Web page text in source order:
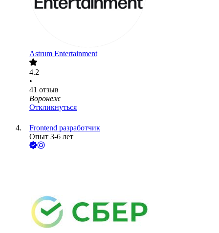
Astrum Entertainment
4.2
•
41 отзыв
Воронеж
Откликнуться
Frontеnd разработчик
Опыт 3-6 лет